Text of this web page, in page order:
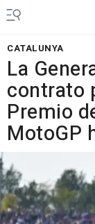
CATALUNYA
La
contrato
Premio
MotoGP